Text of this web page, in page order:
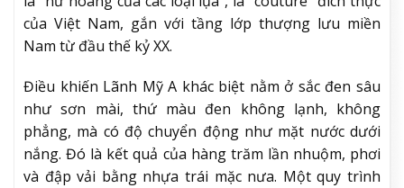
của Việt Nam, gắn với tầng lớp thượng lưu miền
Nam từ đầu thế kỷ XX.
Điều khiến Lãnh Mỹ A khác biệt nằm ở sắc đen sâu
như sơn mài, thứ màu đen không lạnh, không
phẳng, mà có độ chuyển động như mặt nước dưới
nắng. Đó là kết quả của hàng trăm lần nhuộm, phơi
và đập vải bằng nhựa trái mặc nưa. Một quy trình